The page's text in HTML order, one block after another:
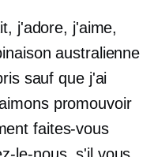
j'adore, j'aime,
australienne
sauf que j'ai
promouvoir
faites-vous